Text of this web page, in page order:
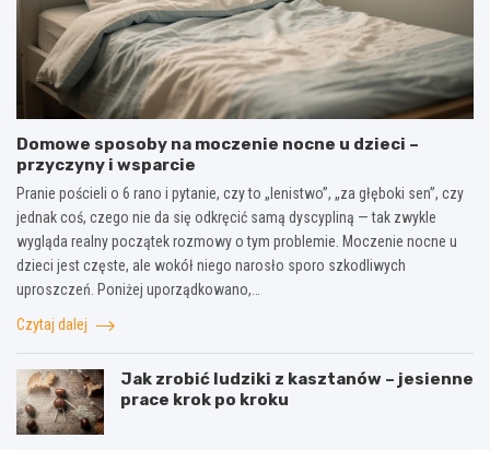
Domowe sposoby na moczenie nocne u dzieci –
przyczyny i wsparcie
Pranie pościeli o 6 rano i pytanie, czy to „lenistwo”, „za głęboki sen”, czy
jednak coś, czego nie da się odkręcić samą dyscypliną — tak zwykle
wygląda realny początek rozmowy o tym problemie. Moczenie nocne u
dzieci jest częste, ale wokół niego narosło sporo szkodliwych
uproszczeń. Poniżej uporządkowano,…
Czytaj dalej
Jak zrobić ludziki z kasztanów – jesienne
prace krok po kroku